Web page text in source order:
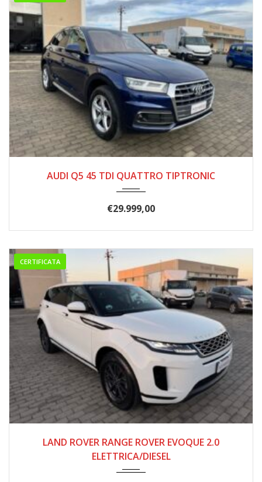
AUDI Q5 45 TDI QUATTRO TIPTRONIC
€29.999,00
CERTIFICATA
LAND ROVER RANGE ROVER EVOQUE 2.0
ELETTRICA/DIESEL